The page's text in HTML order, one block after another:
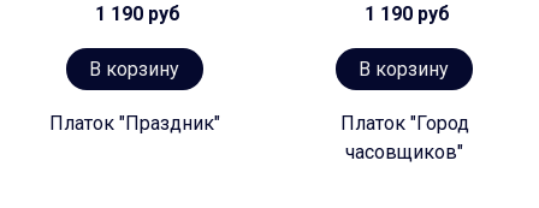
1 190 руб
В корзину
Платок "Праздник"
1 190 руб
В корзину
Платок "Город
часовщиков"